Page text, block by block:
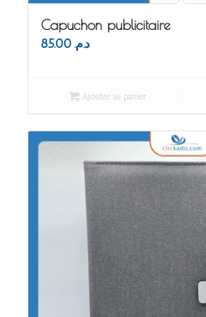
Capuchon publicitaire
د.م. 85.00
Ajouter au panier